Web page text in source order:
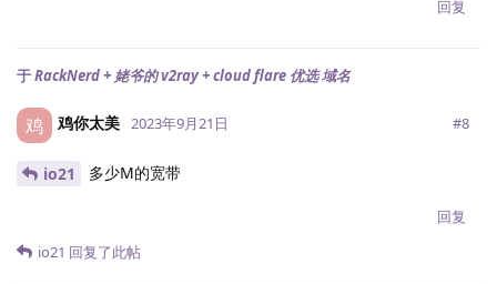
回复
于RackNerd + 姥爷的 v2ray + cloud flare 优选 域名
鸡 鸡你太美 2023年9月21日 #8
io21 多少M的宽带
回复
io21 回复了此帖